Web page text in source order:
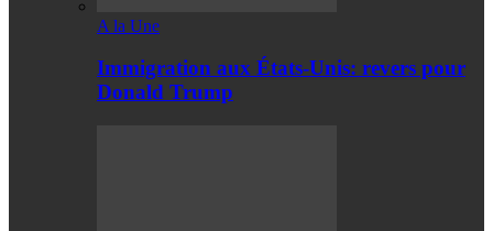
A la Une
Immigration aux États-Unis: revers pour
Donald Trump